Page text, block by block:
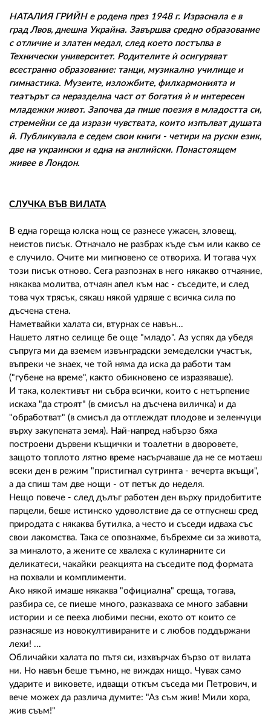
НАТАЛИЯ ГРИЙН е родена през 1948 г. Израснала е в
град Лвов, днешна Украйна. Завършва средно образование
с отличие и златен медал, след което постъпва в
Технически университет. Родителите ѝ осигуряват
всестранно образование: танци, музикално училище и
гимнастика. Музеите, изложбите, филхармонията и
театърът са неразделна част от богатия ѝ и интересен
младежки живот. Започва да пише поезия в младостта си,
стремейки се да изрази чувствата, които изпълват душата
й. Публикувала е седем свои книги - четири на руски език,
две на украински и една на английски. Понастоящем
живее в Лондон.
СЛУЧКА ВЪВ ВИЛАТА
В една гореща юлска нощ се разнесе ужасен, зловещ,
неистов писък. Отначало не разбрах къде съм или какво се
е случило. Очите ми мигновено се отвориха. И тогава чух
този писък отново. Сега разпознах в него някакво отчаяние,
някаква молитва, отчаян апел към нас - съседите, и след
това чух трясък, сякаш някой удряше с всичка сила по
дъсчена стена.
Наметвайки халата си, втурнах се навън...
Нашето лятно селище бе още "младо". Аз успях да убедя
съпруга ми да вземем извънградски земеделски участък,
въпреки че знаех, че той няма да иска да работи там
("губене на време", както обикновено се изразяваше).
И така, колективът ни събра всички, които с нетърпение
искаха "да строят" (в смисъл на дъсчена виличка) и да
"обработват" (в смисъл да отглеждат плодове и зеленчуци
върху закупената земя). Най-напред набързо бяха
построени дървени къщички и тоалетни в дворовете,
защото топлото лятно време насърчаваше да не се мотаеш
всеки ден в режим "пристигнал сутринта - вечерта вкъщи",
а да спиш там две нощи - от петък до неделя.
Нещо повече - след дълъг работен ден върху придобитите
парцели, беше истинско удоволствие да се отпуснеш сред
природата с някаква бутилка, а често и съседи идваха със
свои лакомства. Така се опознахме, бъбрехме си за живота,
за миналото, а жените се хвалеха с кулинарните си
деликатеси, чакайки реакцията на съседите под формата
на похвали и комплименти.
Ако някой имаше някаква "официална" среща, тогава,
разбира се, се пиеше много, разказваха се много забавни
истории и се пееха любими песни, ехото от които се
разнасяше из новокултивираните и с любов поддържани
лехи! ...
Обличайки халата по пътя си, изхвърчах бързо от вилата
ни. Но навън беше тъмно, не виждах нищо. Чувах само
ударите и виковете, идващи откъм съседа ми Петрович, и
вече можех да различа думите: "Аз съм жив! Мили хора,
жив съъм!"